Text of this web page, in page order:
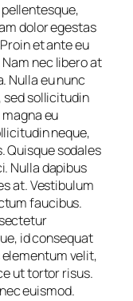
dolor egestas
et ante eu
nec libero at
Nulla eu nunc
sed sollicitudin
eu
neque,
Quisque sodales
Nulla dapibus
at. Vestibulum
faucibus.
id consequat
velit,
ut tortor risus.
euismod.